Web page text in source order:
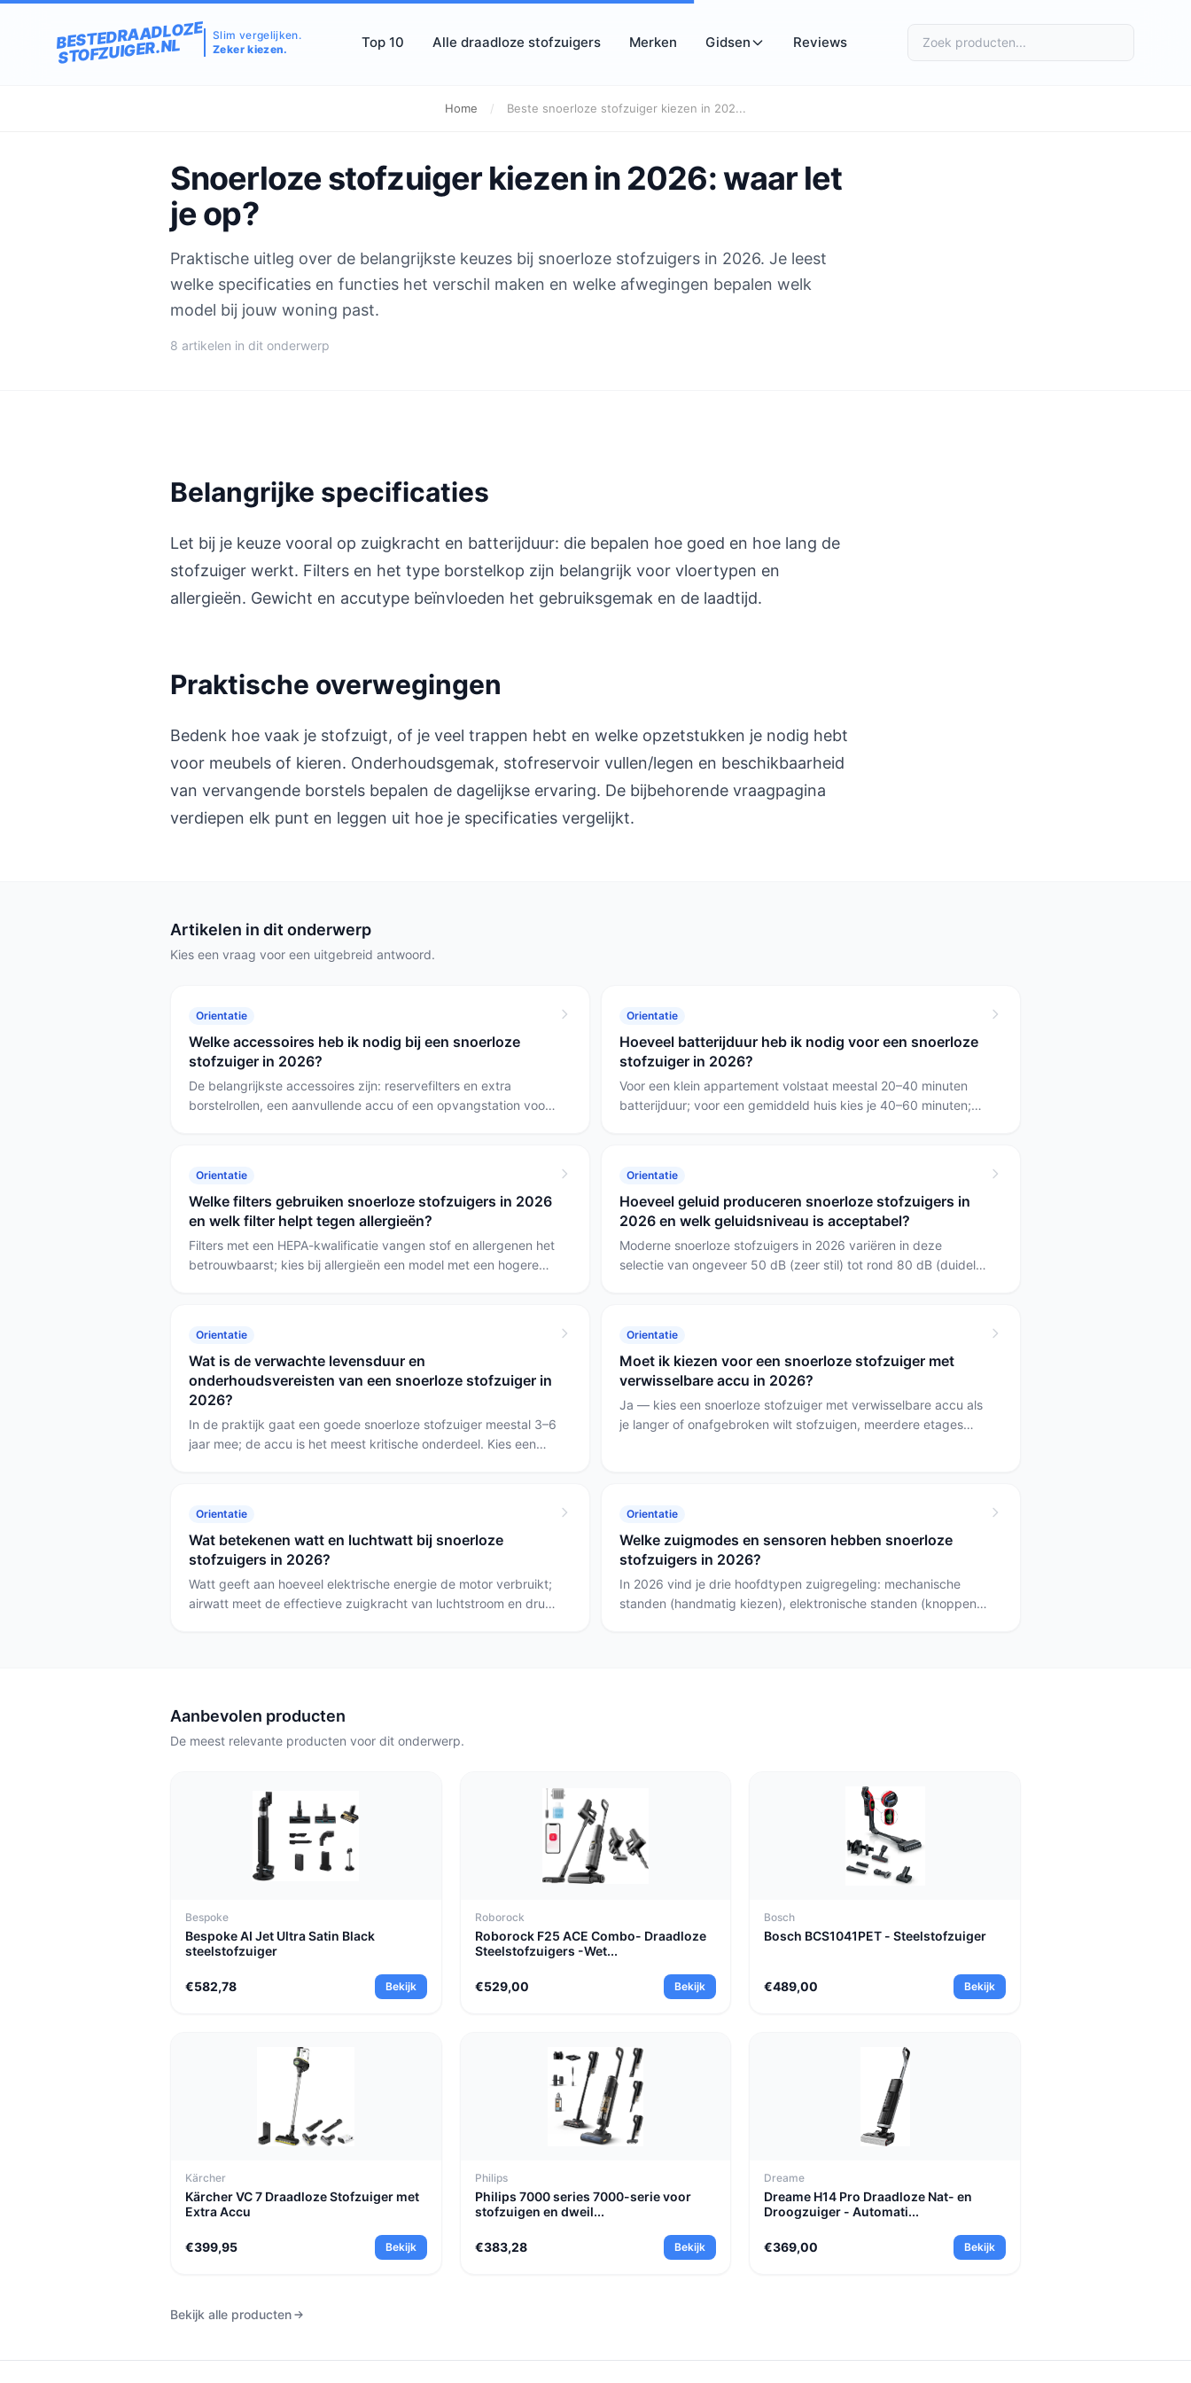
BESTEDRAADLOZE
STOFZUIGER.NL
Slim vergelijken.
Zeker kiezen.
Top 10 Alle draadloze stofzuigers Merken Gidsen Reviews
Home / Beste snoerloze stofzuiger kiezen in 202...
Snoerloze stofzuiger kiezen in 2026: waar let
je op?
Praktische uitleg over de belangrijkste keuzes bij snoerloze stofzuigers in 2026. Je leest
welke specificaties en functies het verschil maken en welke afwegingen bepalen welk
model bij jouw woning past.
8 artikelen in dit onderwerp
Belangrijke specificaties
Let bij je keuze vooral op zuigkracht en batterijduur: die bepalen hoe goed en hoe lang de
stofzuiger werkt. Filters en het type borstelkop zijn belangrijk voor vloertypen en
allergieën. Gewicht en accutype beïnvloeden het gebruiksgemak en de laadtijd.
Praktische overwegingen
Bedenk hoe vaak je stofzuigt, of je veel trappen hebt en welke opzetstukken je nodig hebt
voor meubels of kieren. Onderhoudsgemak, stofreservoir vullen/legen en beschikbaarheid
van vervangende borstels bepalen de dagelijkse ervaring. De bijbehorende vraagpagina
verdiepen elk punt en leggen uit hoe je specificaties vergelijkt.
Artikelen in dit onderwerp
Kies een vraag voor een uitgebreid antwoord.
Orientatie
Welke accessoires heb ik nodig bij een snoerloze
stofzuiger in 2026?
De belangrijkste accessoires zijn: reservefilters en extra
borstelrollen, een aanvullende accu of een opvangstation voor
heeft; kies een speciale huisdierenborstel als er veel
dierenharen aanwezig zijn.
Orientatie
Hoeveel batterijduur heb ik nodig voor een snoerloze
stofzuiger in 2026?
Voor een klein appartement volstaat meestal 20–40 minuten
batterijduur; voor een gemiddeld huis kies je 40–60 minuten;
Bespoke die 160 minuten haalt en twee accu's levert). Voor
huisdieren of krachtige korte sessies is een model met speciale
borstel en korte turbo-rijtijd praktischer, zoals de BISSELL.
Orientatie
Welke filters gebruiken snoerloze stofzuigers in 2026
en welk filter helpt tegen allergieën?
Filters met een HEPA-kwalificatie vangen stof en allergenen het
betrouwbaarst; kies bij allergieën een model met een hogere
FurGuard met een speciale dierenharenborstel.
Orientatie
Hoeveel geluid produceren snoerloze stofzuigers in
2026 en welk geluidsniveau is acceptabel?
Moderne snoerloze stofzuigers in 2026 variëren in deze
selectie van ongeveer 50 dB (zeer stil) tot rond 80 dB (duidelijk
luider model zoals de BISSELL.
Orientatie
Wat is de verwachte levensduur en
onderhoudsvereisten van een snoerloze stofzuiger in
2026?
In de praktijk gaat een goede snoerloze stofzuiger meestal 3–6
jaar mee; de accu is het meest kritische onderdeel. Kies een
Orientatie
Moet ik kiezen voor een snoerloze stofzuiger met
verwisselbare accu in 2026?
Ja — kies een snoerloze stofzuiger met verwisselbare accu als
je langer of onafgebroken wilt stofzuigen, meerdere etages
Orientatie
Wat betekenen watt en luchtwatt bij snoerloze
stofzuigers in 2026?
Watt geeft aan hoeveel elektrische energie de motor verbruikt;
airwatt meet de effectieve zuigkracht van luchtstroom en druk
Orientatie
Welke zuigmodes en sensoren hebben snoerloze
stofzuigers in 2026?
In 2026 vind je drie hoofdtypen zuigregeling: mechanische
standen (handmatig kiezen), elektronische standen (knoppen
Aanbevolen producten
De meest relevante producten voor dit onderwerp.
Bespoke
Bespoke AI Jet Ultra Satin Black
steelstofzuiger
€582,78 Bekijk
Roborock
Roborock F25 ACE Combo- Draadloze
Steelstofzuigers -Wet...
€529,00 Bekijk
Bosch
Bosch BCS1041PET - Steelstofzuiger
€489,00 Bekijk
Kärcher
Kärcher VC 7 Draadloze Stofzuiger met
Extra Accu
€399,95 Bekijk
Philips
Philips 7000 series 7000-serie voor
stofzuigen en dweil...
€383,28 Bekijk
Dreame
Dreame H14 Pro Draadloze Nat- en
Droogzuiger - Automati...
€369,00 Bekijk
Bekijk alle producten